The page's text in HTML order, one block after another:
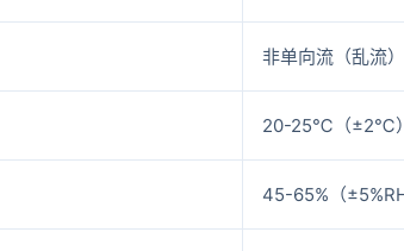
非单向流（乱流）
20-25℃（±2℃
45-65%（